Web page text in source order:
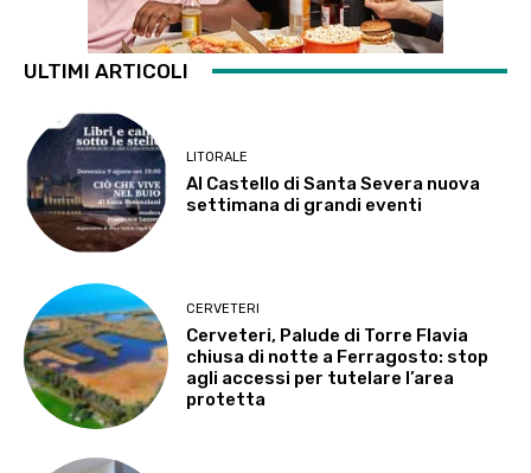
ULTIMI ARTICOLI
LITORALE
Al Castello di Santa Severa nuova
settimana di grandi eventi
CERVETERI
Cerveteri, Palude di Torre Flavia
chiusa di notte a Ferragosto: stop
agli accessi per tutelare l’area
protetta